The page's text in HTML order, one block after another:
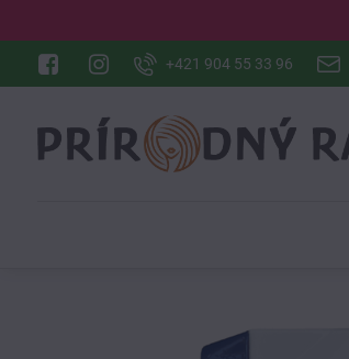
+421 904 55 33 96